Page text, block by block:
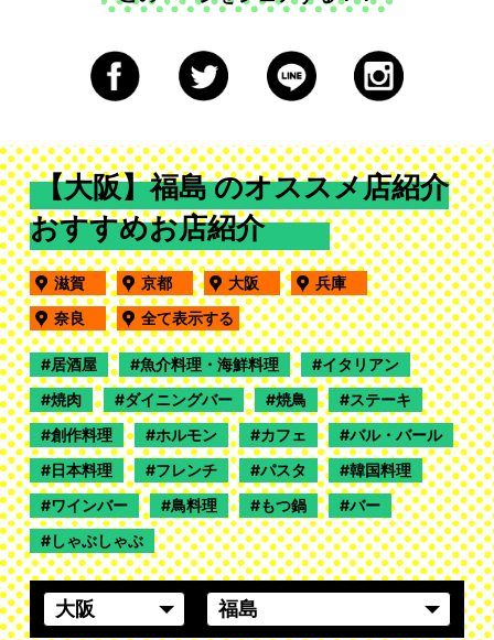
【大阪】福島 のオススメ店紹介
おすすめお店紹介
滋賀 京都 大阪
兵庫
奈良
全て表示する
居酒屋 魚介料理・海鮮料理
イタリアン
焼肉
ダイニングバー 焼鳥
ステーキ
創作料理
ホルモン カフェ
バル・バール
日本料理
フレンチ パスタ
韓国料理
ワインバー
鳥料理 もつ鍋
バー
しゃぶしゃぶ